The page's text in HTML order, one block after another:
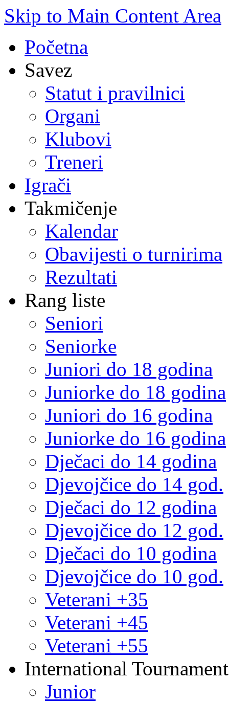
Skip to Main Content Area
Početna
Savez
Statut i pravilnici
Organi
Klubovi
Treneri
Igrači
Takmičenje
Kalendar
Obavijesti o turnirima
Rezultati
Rang liste
Seniori
Seniorke
Juniori do 18 godina
Juniorke do 18 godina
Juniori do 16 godina
Juniorke do 16 godina
Dječaci do 14 godina
Djevojčice do 14 god.
Dječaci do 12 godina
Djevojčice do 12 god.
Dječaci do 10 godina
Djevojčice do 10 god.
Veterani +35
Veterani +45
Veterani +55
International
Junior